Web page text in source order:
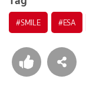
#SMILE #ESA